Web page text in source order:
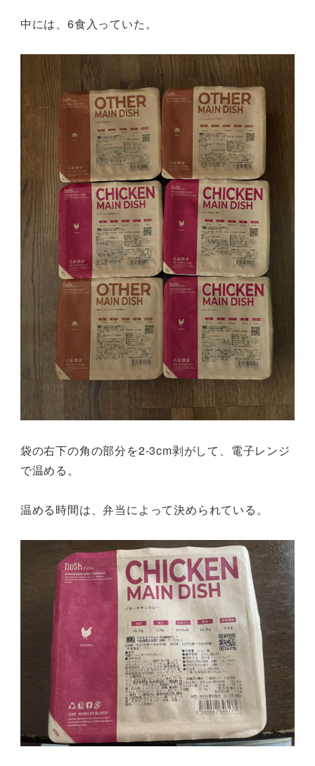
中には、6食入っていた。
袋の右下の角の部分を2-3cm剥がして、電子レンジ
で温める。
温める時間は、弁当によって決められている。